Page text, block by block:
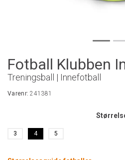
Fotball Klubben
Treningsball | Innefotball
Varenr:241381
3 4 5